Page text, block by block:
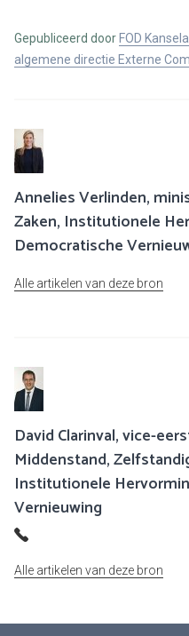
Gepubliceerd door FOD
algemene directie Externe
Annelies Verlinden,
Zaken, Institutionele
Democratische
Alle artikelen van deze bron
David Clarinval, vice-
Middenstand,
Institutionele
Vernieuwing
Alle artikelen van deze bron